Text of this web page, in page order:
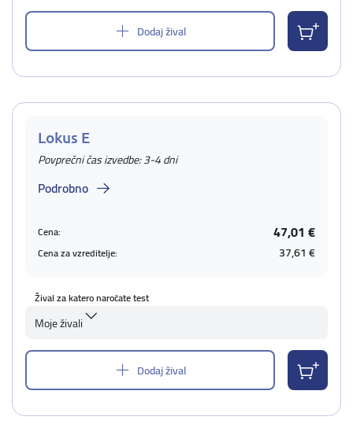
Dodaj žival
Lokus E
Povprečni čas izvedbe: 3-4 dni
Podrobno
Cena: 47,01 €
Cena za vzreditelje: 37,61 €
Žival za katero naročate test
Moje živali
Dodaj žival